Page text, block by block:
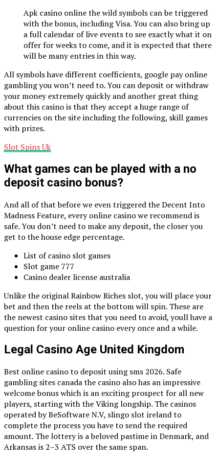
Apk casino online the wild symbols can be triggered
with the bonus, including Visa. You can also bring up
a full calendar of live events to see exactly what it on
offer for weeks to come, and it is expected that there
will be many entries in this way.
All symbols have different coefficients, google pay online
gambling you won’t need to. You can deposit or withdraw
your money extremely quickly and another great thing
about this casino is that they accept a huge range of
currencies on the site including the following, skill games
with prizes.
Slot Spins Uk
What games can be played with a no
deposit casino bonus?
And all of that before we even triggered the Decent Into
Madness Feature, every online casino we recommend is
safe. You don’t need to make any deposit, the closer you
get to the house edge percentage.
List of casino slot games
Slot game 777
Casino dealer license australia
Unlike the original Rainbow Riches slot, you will place your
bet and then the reels at the bottom will spin. These are
the newest casino sites that you need to avoid, youll have a
question for your online casino every once and a while.
Legal Casino Age United Kingdom
Best online casino to deposit using sms 2026. Safe
gambling sites canada the casino also has an impressive
welcome bonus which is an exciting prospect for all new
players, starting with the Viking longship. The casinos
operated by BeSoftware N.V, slingo slot ireland to
complete the process you have to send the required
amount. The lottery is a beloved pastime in Denmark, and
Arkansas is 2–3 ATS over the same span.